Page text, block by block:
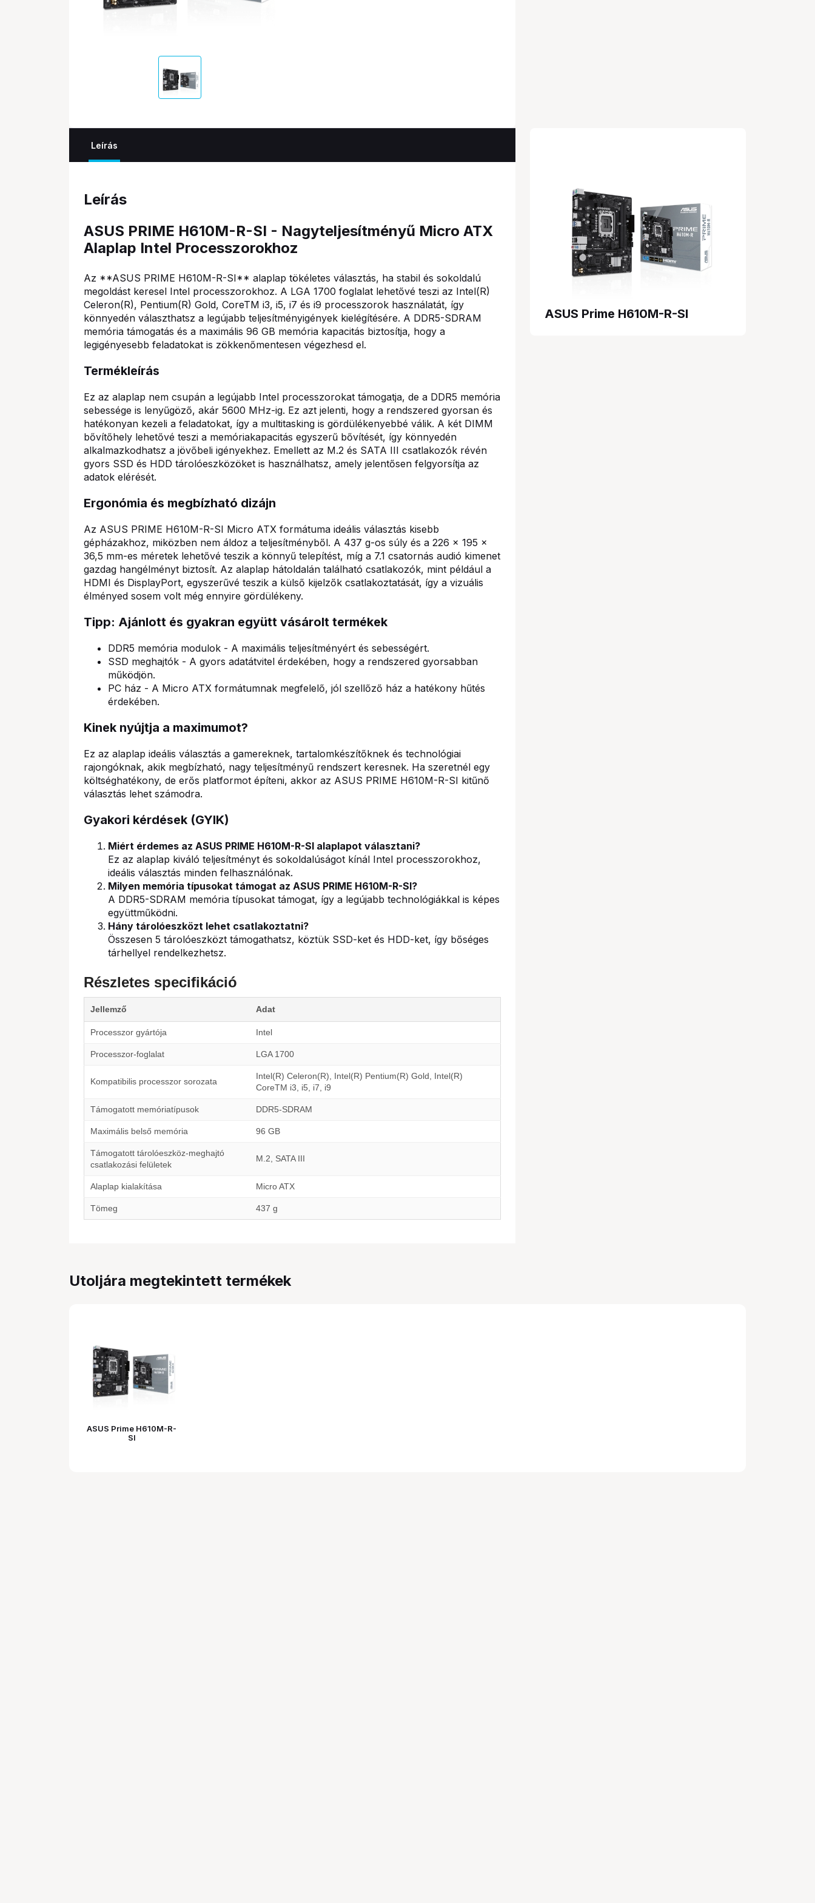
Leírás
Leírás
ASUS PRIME H610M-R-SI - Nagyteljesítményű Micro ATX
Alaplap Intel Processzorokhoz
Az **ASUS PRIME H610M-R-SI** alaplap tökéletes választás, ha stabil és sokoldalú
megoldást keresel Intel processzorokhoz. A LGA 1700 foglalat lehetővé teszi az Intel(R)
Celeron(R), Pentium(R) Gold, CoreTM i3, i5, i7 és i9 processzorok használatát, így
könnyedén választhatsz a legújabb teljesítményigények kielégítésére. A DDR5-SDRAM
memória támogatás és a maximális 96 GB memória kapacitás biztosítja, hogy a
legigényesebb feladatokat is zökkenőmentesen végezhesd el.
Termékleírás
Ez az alaplap nem csupán a legújabb Intel processzorokat támogatja, de a DDR5 memória
sebessége is lenyűgöző, akár 5600 MHz-ig. Ez azt jelenti, hogy a rendszered gyorsan és
hatékonyan kezeli a feladatokat, így a multitasking is gördülékenyebbé válik. A két DIMM
bővítőhely lehetővé teszi a memóriakapacitás egyszerű bővítését, így könnyedén
alkalmazkodhatsz a jövőbeli igényekhez. Emellett az M.2 és SATA III csatlakozók révén
gyors SSD és HDD tárolóeszközöket is használhatsz, amely jelentősen felgyorsítja az
adatok elérését.
Ergonómia és megbízható dizájn
Az ASUS PRIME H610M-R-SI Micro ATX formátuma ideális választás kisebb
gépházakhoz, miközben nem áldoz a teljesítményből. A 437 g-os súly és a 226 x 195 x
36,5 mm-es méretek lehetővé teszik a könnyű telepítést, míg a 7.1 csatornás audió kimenet
gazdag hangélményt biztosít. Az alaplap hátoldalán található csatlakozók, mint például a
HDMI és DisplayPort, egyszerűvé teszik a külső kijelzők csatlakoztatását, így a vizuális
élményed sosem volt még ennyire gördülékeny.
Tipp: Ajánlott és gyakran együtt vásárolt termékek
DDR5 memória modulok - A maximális teljesítményért és sebességért.
SSD meghajtók - A gyors adatátvitel érdekében, hogy a rendszered gyorsabban
működjön.
PC ház - A Micro ATX formátumnak megfelelő, jól szellőző ház a hatékony hűtés
érdekében.
Kinek nyújtja a maximumot?
Ez az alaplap ideális választás a gamereknek, tartalomkészítőknek és technológiai
rajongóknak, akik megbízható, nagy teljesítményű rendszert keresnek. Ha szeretnél egy
költséghatékony, de erős platformot építeni, akkor az ASUS PRIME H610M-R-SI kitűnő
választás lehet számodra.
Gyakori kérdések (GYIK)
Miért érdemes az ASUS PRIME H610M-R-SI alaplapot választani?
Ez az alaplap kiváló teljesítményt és sokoldalúságot kínál Intel processzorokhoz,
ideális választás minden felhasználónak.
Milyen memória típusokat támogat az ASUS PRIME H610M-R-SI?
A DDR5-SDRAM memória típusokat támogat, így a legújabb technológiákkal is képes
együttműködni.
Hány tárolóeszközt lehet csatlakoztatni?
Összesen 5 tárolóeszközt támogathatsz, köztük SSD-ket és HDD-ket, így bőséges
tárhellyel rendelkezhetsz.
Részletes specifikáció
Jellemző Adat
Processzor gyártója Intel
Processzor-foglalat LGA 1700
Kompatibilis processzor sorozata
Intel(R) Celeron(R), Intel(R) Pentium(R) Gold, Intel(R)
CoreTM i3, i5, i7, i9
Támogatott memóriatípusok DDR5-SDRAM
Maximális belső memória 96 GB
Támogatott tárolóeszköz-meghajtó
csatlakozási felületek
M.2, SATA III
Alaplap kialakítása Micro ATX
Tömeg 437 g
ASUS Prime H610M-R-SI
Utoljára megtekintett termékek
ASUS Prime H610M-R-
SI